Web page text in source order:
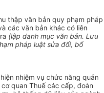
thập văn bản quy phạm pháp
các văn bản khác có liên
(lập danh mục văn bản. Lưu
pháp luật sửa đổi, bổ
nhiệm vụ chức năng quản
quan Thuế các cấp, đoàn